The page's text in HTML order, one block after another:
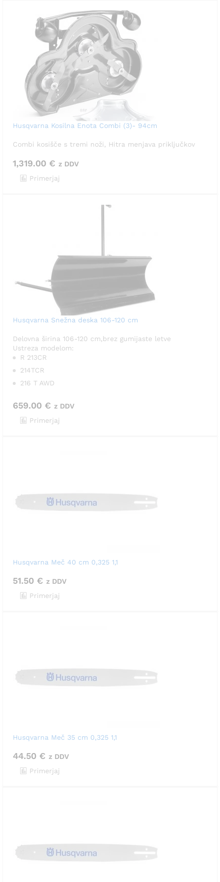
Husqvarna Kosilna Enota Combi (3)- 94cm
Combi kosišče s tremi noži, Hitra menjava priključkov
1,319.00 € z DDV
Primerjaj
Husqvarna Snežna deska 106-120 cm
Delovna širina 106-120 cm,brez gumijaste letve
Ustreza modelom:
R 213CR
214TCR
216 T AWD
659.00 € z DDV
Primerjaj
Husqvarna Meč 40 cm 0,325 1,1
51.50 € z DDV
Primerjaj
Husqvarna Meč 35 cm 0,325 1,1
44.50 € z DDV
Primerjaj